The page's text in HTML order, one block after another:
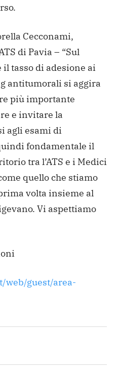
Cecconami,
di Pavia – “Sul
tasso di adesione ai
antitumorali si aggira
più importante
e invitare la
agli esami di
fondamentale il
tra l’ATS e i Medici
quello che stiamo
volta insieme al
Vi aspettiamo
web/guest/area-